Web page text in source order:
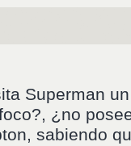
Superman
¿no
sabiendo